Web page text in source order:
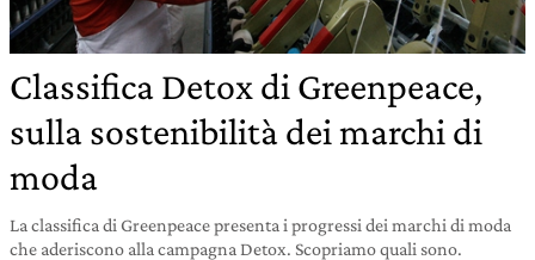
Classifica Detox di Greenpeace,
sulla sostenibilità dei marchi di
moda
La classifica di Greenpeace presenta i progressi dei marchi di moda
che aderiscono alla campagna Detox. Scopriamo quali sono.